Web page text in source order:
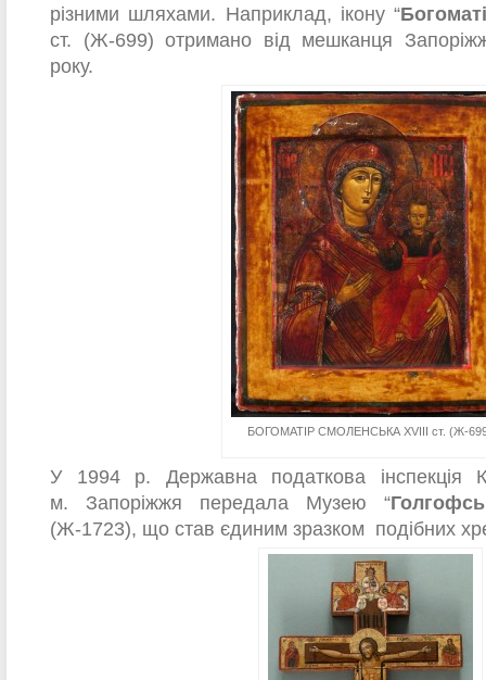
різними шляхами. Наприклад, ікону “
ст. (Ж-699) отримано від мешканця
року.
БОГОМАТІР СМОЛЕНСЬКА XVIII ст. (Ж-
У 1994 р. Державна податкова інспекція
м. Запоріжжя передала Музею “
(Ж-1723), що став єдиним зразком подібних